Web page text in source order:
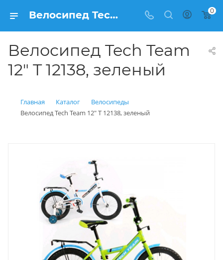
Велосипед Tech Team 12" T 12138, зеленый купить: цена 4 900 рублей в Балашихе | Интернет магазин Вело150 0
Велосипед Tech Team
12" T 12138, зеленый
Главная Каталог
Велосипеды
Велосипед Tech Team 12" T 12138, зеленый